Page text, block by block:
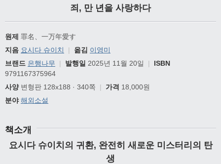
죄, 만 년을 사랑하다
원제 罪名、一万年愛す
지음 요시다 슈이치 | 옮김 이영미
브랜드 은행나무 | 발행일 2025년 11월 20일 |
ISBN
9791167375964
사양변형판 128x188 · 340쪽 | 가격 18,000원
분야 해외소설
책소개
요시다 슈이치의 귀환, 완전히 새로운 미스터리의 탄
생